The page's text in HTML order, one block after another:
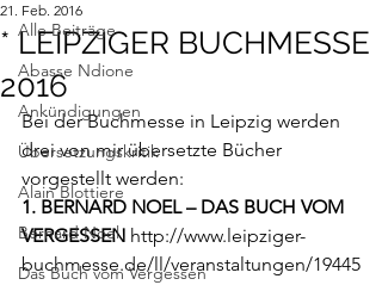
Alle Beiträge
Abasse Ndione
Ankündigungen
Übersetzungskritik
Alain Blottiere
Bernard Noel
Das Buch vom Vergessen
* LEIPZIGER BUCHMESSE
2016
21. Feb. 2016
Bei der Buchmesse in Leipzig werden
drei von mir übersetzte Bücher
vorgestellt werden:
1. BERNARD NOEL – DAS BUCH VOM
VERGESSEN http://www.leipziger-
buchmesse.de/ll/veranstaltungen/19445